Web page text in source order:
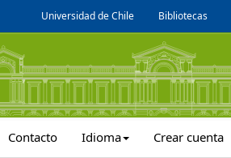
Universidad de Chile Bibliotecas
Contacto Idioma Crear cuenta